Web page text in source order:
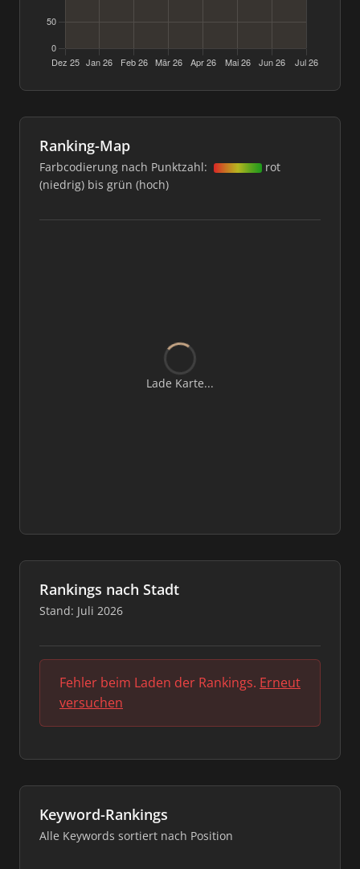
Ranking-Map
Farbcodierung nach Punktzahl:
rot
(niedrig) bis grün (hoch)
Lade Karte...
Rankings nach Stadt
Stand: Juli 2026
Fehler beim Laden der Rankings. Erneut
versuchen
Keyword-Rankings
Alle Keywords sortiert nach Position